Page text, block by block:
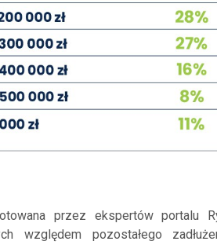
przez ekspertów portalu
względem pozostałego